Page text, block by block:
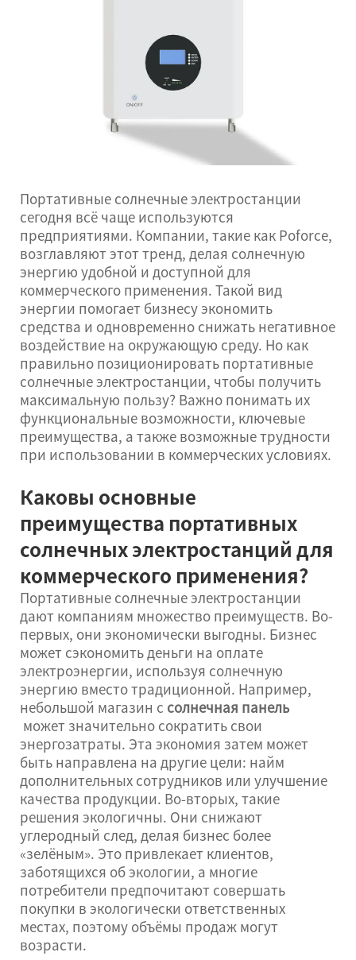
Портативные солнечные электростанции
сегодня всё чаще используются
предприятиями. Компании, такие как Poforce,
возглавляют этот тренд, делая солнечную
энергию удобной и доступной для
коммерческого применения. Такой вид
энергии помогает бизнесу экономить
средства и одновременно снижать негативное
воздействие на окружающую среду. Но как
правильно позиционировать портативные
солнечные электростанции, чтобы получить
максимальную пользу? Важно понимать их
функциональные возможности, ключевые
преимущества, а также возможные трудности
при использовании в коммерческих условиях.
Каковы основные
преимущества портативных
солнечных электростанций для
коммерческого применения?
Портативные солнечные электростанции
дают компаниям множество преимуществ. Во-
первых, они экономически выгодны. Бизнес
может сэкономить деньги на оплате
электроэнергии, используя солнечную
энергию вместо традиционной. Например,
небольшой магазин с солнечная панель
может значительно сократить свои
энергозатраты. Эта экономия затем может
быть направлена на другие цели: найм
дополнительных сотрудников или улучшение
качества продукции. Во-вторых, такие
решения экологичны. Они снижают
углеродный след, делая бизнес более
«зелёным». Это привлекает клиентов,
заботящихся об экологии, а многие
потребители предпочитают совершать
покупки в экологически ответственных
местах, поэтому объёмы продаж могут
возрасти.